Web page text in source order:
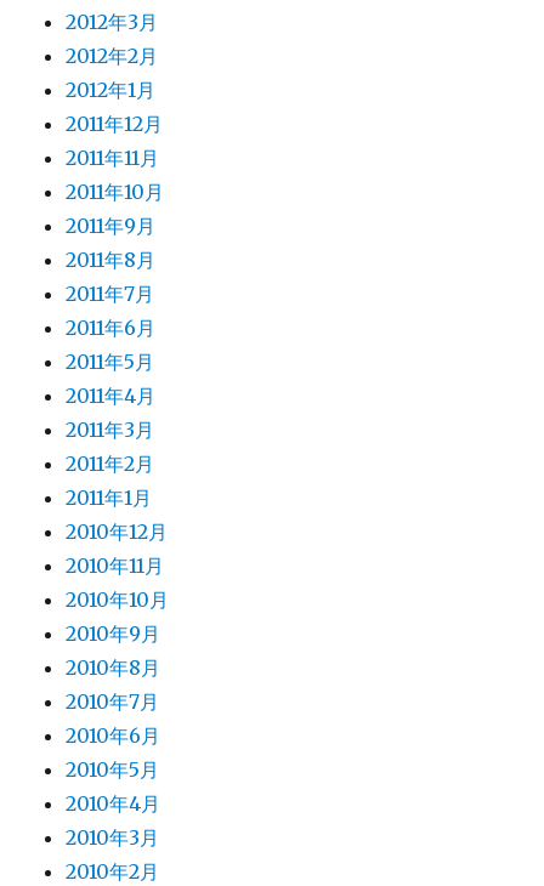
2012年3月
2012年2月
2012年1月
2011年12月
2011年11月
2011年10月
2011年9月
2011年8月
2011年7月
2011年6月
2011年5月
2011年4月
2011年3月
2011年2月
2011年1月
2010年12月
2010年11月
2010年10月
2010年9月
2010年8月
2010年7月
2010年6月
2010年5月
2010年4月
2010年3月
2010年2月